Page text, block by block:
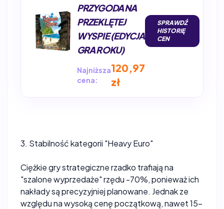
PRZYGODA NA
PRZEKLĘTEJ
WYSPIE (EDYCJA
GRA ROKU)
Najniższa
cena:
120,97
zł
SPRAWDŹ
HISTORIĘ
CEN
3. Stabilność kategorii "Heavy Euro"
Ciężkie gry strategiczne rzadko trafiają na
"szalone wyprzedaże" rzędu -70%, ponieważ ich
nakłady są precyzyjniej planowane. Jednak ze
względu na wysoką cenę początkową, nawet 15-